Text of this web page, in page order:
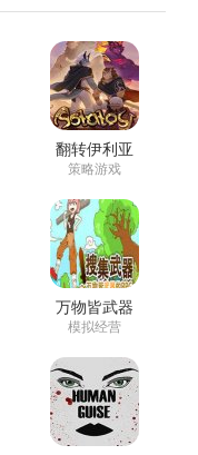
翻转伊利亚
特
策略游戏
万物皆武器
模拟经营